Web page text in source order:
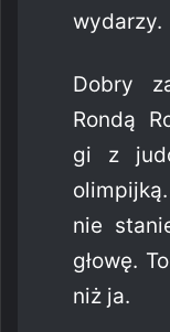
wydarzy.
Dobry
Rondą
gi z
nie
głowę.
niż ja.